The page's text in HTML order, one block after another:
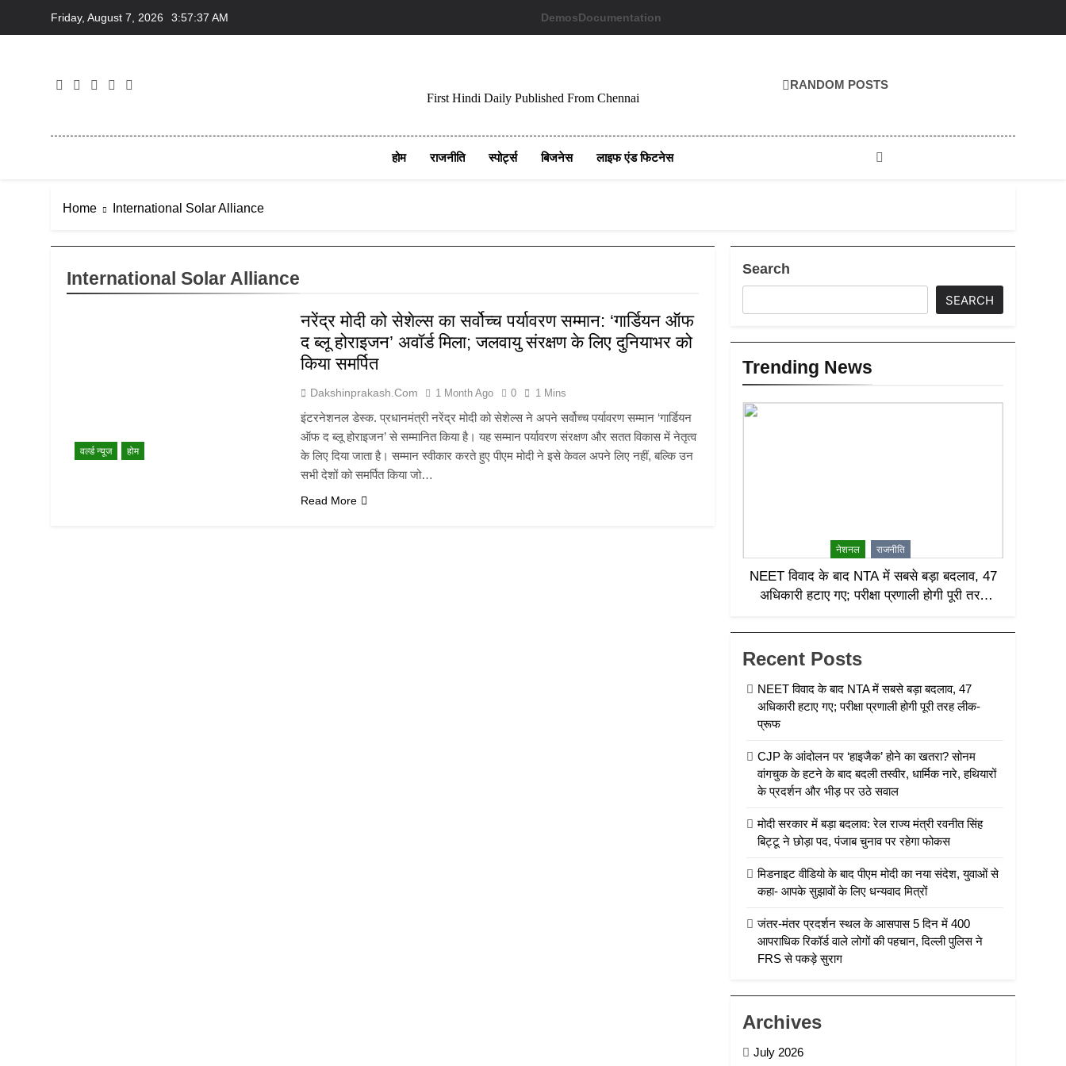
Friday, August 7, 2026 3:57:37 AM DemosDocumentation
First Hindi Daily Published From Chennai
RANDOM POSTS
होम राजनीति स्पोर्ट्स बिजनेस लाइफ एंड फिटनेस
Home International Solar Alliance
International Solar Alliance
वर्ल्ड न्यूज होम
नरेंद्र मोदी को सेशेल्स का सर्वोच्च पर्यावरण सम्मान: ‘गार्डियन ऑफ
द ब्लू होराइजन’ अवॉर्ड मिला; जलवायु संरक्षण के लिए दुनियाभर को
किया समर्पित
Dakshinprakash.com 1 Month Ago 0 1 Mins
इंटरनेशनल डेस्क. प्रधानमंत्री नरेंद्र मोदी को सेशेल्स ने अपने सर्वोच्च पर्यावरण सम्मान ‘गार्डियन
ऑफ द ब्लू होराइजन’ से सम्मानित किया है। यह सम्मान पर्यावरण संरक्षण और सतत विकास में नेतृत्व
के लिए दिया जाता है। सम्मान स्वीकार करते हुए पीएम मोदी ने इसे केवल अपने लिए नहीं, बल्कि उन
सभी देशों को समर्पित किया जो…
Read More
Search
SEARCH
Trending News
नेशनल राजनीति
NEET विवाद के बाद NTA में सबसे बड़ा बदलाव, 47
अधिकारी हटाए गए; परीक्षा प्रणाली होगी पूरी तरह
Recent Posts
NEET विवाद के बाद NTA में सबसे बड़ा बदलाव, 47
अधिकारी हटाए गए; परीक्षा प्रणाली होगी पूरी तरह लीक-
प्रूफ
CJP के आंदोलन पर ‘हाइजैक’ होने का खतरा? सोनम
वांगचुक के हटने के बाद बदली तस्वीर, धार्मिक नारे, हथियारों
के प्रदर्शन और भीड़ पर उठे सवाल
मोदी सरकार में बड़ा बदलाव: रेल राज्य मंत्री रवनीत सिंह
बिट्टू ने छोड़ा पद, पंजाब चुनाव पर रहेगा फोकस
मिडनाइट वीडियो के बाद पीएम मोदी का नया संदेश, युवाओं से
कहा- आपके सुझावों के लिए धन्यवाद मित्रों
जंतर-मंतर प्रदर्शन स्थल के आसपास 5 दिन में 400
आपराधिक रिकॉर्ड वाले लोगों की पहचान, दिल्ली पुलिस ने
FRS से पकड़े सुराग
Archives
July 2026